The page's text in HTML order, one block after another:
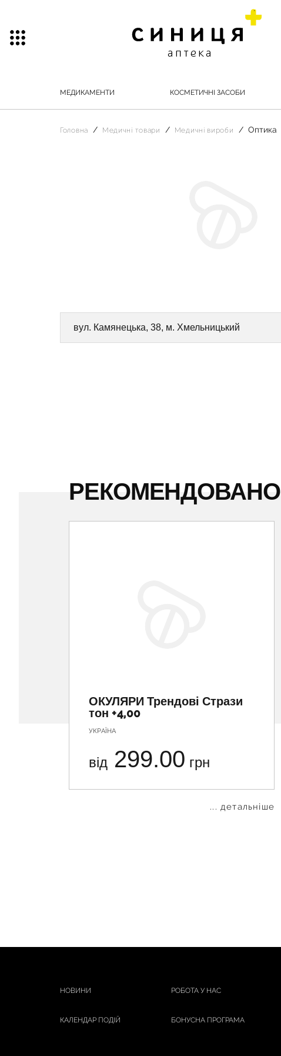
МЕДИКАМЕНТИ КОСМЕТИЧНІ ЗАСОБИ
Головна Медичні товари Медичні вироби Оптика
вул. Камянецька, 38, м. Хмельницький
РЕКОМЕНДОВАНО
ОКУЛЯРИ Трендові Стрази
тон +4,00
УКРАЇНА
від 299.00 грн
... детальніше
НОВИНИ РОБОТА У НАС
КАЛЕНДАР ПОДІЙ БОНУСНА ПРОГРАМА